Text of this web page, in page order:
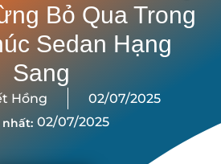
Bỏ Qua Trong
Sedan Hạng
Sang
Hồng 02/07/2025
nhất: 02/07/2025